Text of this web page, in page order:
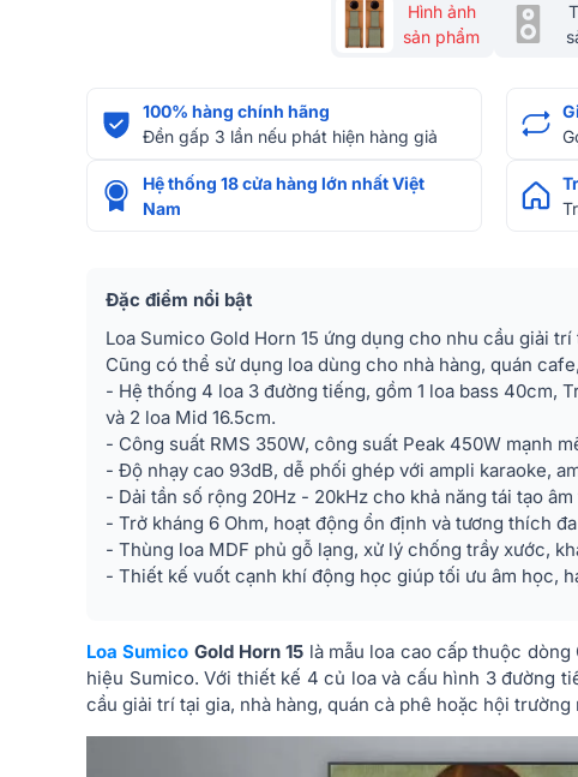
Hình ảnh
sản phẩm
100% hàng chính hãng
Đền gấp 3 lần nếu phát hiện hàng giả
Hệ thống 18 cửa hàng lớn nhất Việt
Nam
Đặc điểm nổi bật
Loa Sumico Gold Horn 15 ứng dụng cho nhu cầu giải
Cũng có thể sử dụng loa dùng cho nhà hàng, quán
- Hệ thống 4 loa 3 đường tiếng, gồm 1 loa bass 40cm,
và 2 loa Mid 16.5cm.
- Công suất RMS 350W, công suất Peak 450W mạnh
- Độ nhạy cao 93dB, dễ phối ghép với ampli karaoke,
- Dải tần số rộng 20Hz - 20kHz cho khả năng tái tạo
- Trở kháng 6 Ohm, hoạt động ổn định và tương thích
- Thùng loa MDF phủ gỗ lạng, xử lý chống trầy xước,
- Thiết kế vuốt cạnh khí động học giúp tối ưu âm học,
Loa Sumico Gold Horn 15 là mẫu loa cao cấp thuộc
hiệu Sumico. Với thiết kế 4 củ loa và cấu hình 3 đường
cầu giải trí tại gia, nhà hàng, quán cà phê hoặc hội trường